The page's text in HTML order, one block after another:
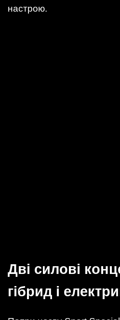
настрою.
Дві силові
гібрид і